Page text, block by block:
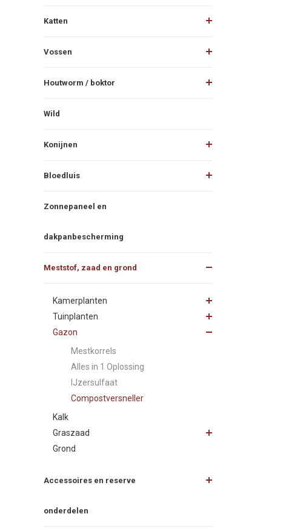
Katten
Vossen
Houtworm / boktor
Wild
Konijnen
Bloedluis
Zonnepaneel en
dakpanbescherming
Meststof, zaad en grond
Kamerplanten
Tuinplanten
Gazon
Mestkorrels
Alles in 1 Oplossing
IJzersulfaat
Compostversneller
Kalk
Graszaad
Grond
Accessoires en reserve
onderdelen